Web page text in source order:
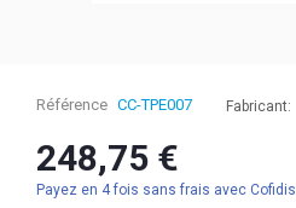
Référence CC-TPE007 Fabricant:
248,75 €
Payez en 4 fois sans frais avec Cofidis